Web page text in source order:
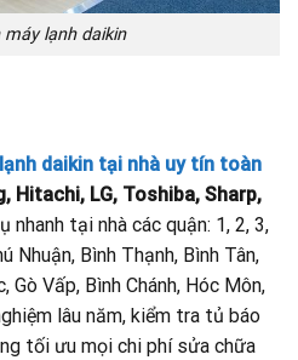
máy lạnh daikin
daikin tại nhà uy tín toàn
Hitachi, LG, Toshiba, Sharp,
nhanh tại nhà các quận: 1, 2, 3,
Nhuận, Bình Thạnh, Bình Tân,
Gò Vấp, Bình Chánh, Hóc Môn,
lâu năm, kiểm tra tủ báo
tối ưu mọi chi phí sửa chữa